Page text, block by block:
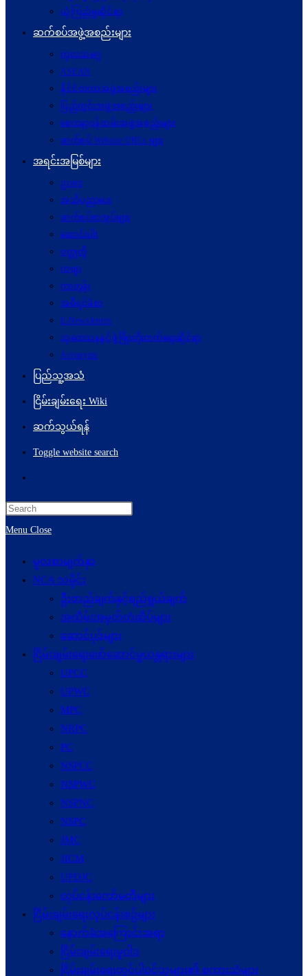
ယုံကြည်မှုဆိုင်ရာ
ဆက်စပ်အဖွဲ့အစည်းများ
ကုလသမဂ္ဂ
ASEAN
နိုင်ငံတကာအဖွဲ့အစည်းများ
ပြည်တွင်းအဖွဲ့အစည်းများ
စေတနာ့ဝန်ထမ်းအဖွဲ့အစည်းများ
ဆက်စပ် Website URLs များ
အရင်းအမြစ်များ
ဥပဒေ
အသိပညာပေး
ဆက်စပ်စာအုပ်များ
ဆောင်းပါး
ဝတ္ထုတို
ကဗျာ
ကာတွန်း
အစီရင်ခံစာ
E-Newsletters
သုတေသနနှင့်ဖွံ့ဖြိုးတိုးတက်ရေးဆိုင်ရာ
Acronyms
ပြည်သူ့အသံ
ငြိမ်းချမ်းရေး Wiki
ဆက်သွယ်ရန်
Toggle website search
Menu Close
မူလစာမျက်နှာ
NCA သမိုင်း
ဦးတည်ချက်နှင့်ရည်ရွယ်ချက်
အထိမ်းအမှတ်တံဆိပ်များ
ဆောင်ပုဒ်များ
ငြိမ်းချမ်းရေးဖော်‌ဆောင်မှုယန္တရားများ
UPCC
UPWC
MPC
NRPC
PC
NSPCC
NSPWC
NSPNC
NSPC
JMC
JICM
UPDJC
လုပ်ငန်းကော်မတီများ
ငြိမ်းချမ်းရေးလုပ်ငန်းစဉ်များ
နောက်ခံအကြောင်းအရာ
ငြိမ်းချမ်းရေးမူဝါဒ
ငြိမ်းချမ်းရေးတွင်ပါဝင်သူများ၏ စကားသံများ